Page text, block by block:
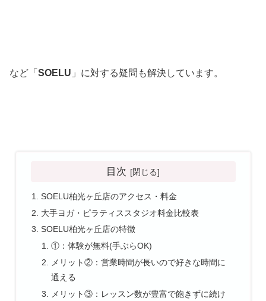
など「 SOELU 」に対する疑問も解決しています。
目次
SOELU柏光ヶ丘店のアクセス・料金
大手ヨガ・ピラティススタジオ料金比較表
SOELU柏光ヶ丘店の特徴
①：体験が無料(手ぶらOK)
メリット②：営業時間が長いので好きな時間に
通える
メリット③：レッスン数が豊富で飽きずに続け